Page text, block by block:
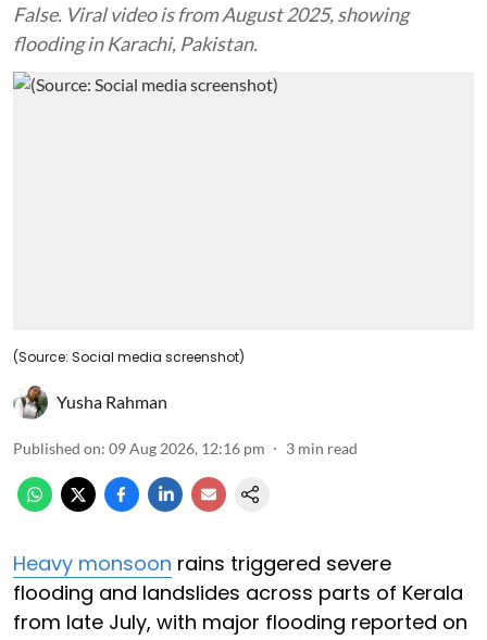
False. Viral video is from August 2025, showing
flooding in Karachi, Pakistan.
(Source: Social media screenshot)
Yusha Rahman
Published on: 09 Aug 2026, 12:16 pm 3 min read
Heavy monsoon rains triggered severe
flooding and landslides across parts of Kerala
from late July, with major flooding reported on